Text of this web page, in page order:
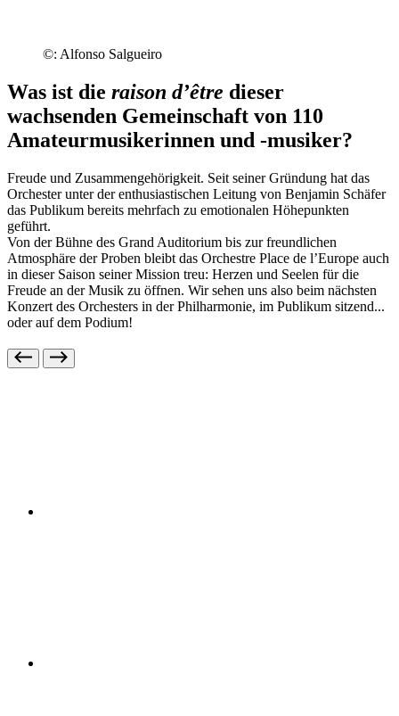
©: Alfonso Salgueiro
Was ist die raison d’être dieser
wachsenden Gemeinschaft von 110
Amateurmusikerinnen und -musiker?
Freude und Zusammengehörigkeit. Seit seiner Gründung hat das
Orchester unter der enthusiastischen Leitung von Benjamin Schäfer
das Publikum bereits mehrfach zu emotionalen Höhepunkten
geführt.
Von der Bühne des Grand Auditorium bis zur freundlichen
Atmosphäre der Proben bleibt das Orchestre Place de l’Europe auch
in dieser Saison seiner Mission treu: Herzen und Seelen für die
Freude an der Musik zu öffnen. Wir sehen uns also beim nächsten
Konzert des Orchesters in der Philharmonie, im Publikum sitzend...
oder auf dem Podium!